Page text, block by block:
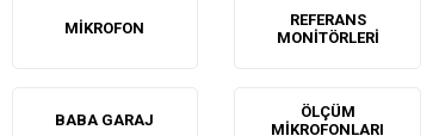
MIKROFON
REFERANS
MONITÖRLERI
BABA GARAJ
ÖLÇÜM
MIKROFONLARI